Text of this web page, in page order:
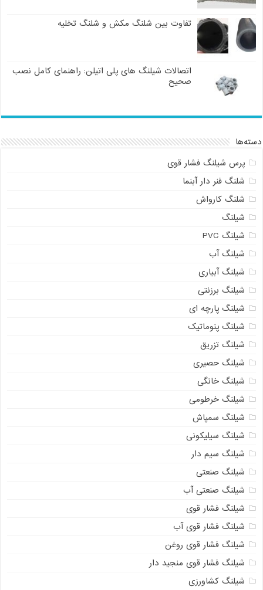
تفاوت بین شلنگ مکش و شلنگ تخلیه
اتصالات شیلنگ های پلی اتیلن: راهنمای کامل نصب
صحیح
دسته‌ها
پرس شیلنگ فشار قوی
شلنگ فنر دار آبنما
شلنگ کارواش
شیلنگ
شیلنگ PVC
شیلنگ آب
شیلنگ آبیاری
شیلنگ برزنتی
شیلنگ پارچه ای
شیلنگ پنوماتیک
شیلنگ تزریق
شیلنگ حصیری
شیلنگ خانگی
شیلنگ خرطومی
شیلنگ سمپاش
شیلنگ سیلیکونی
شیلنگ سیم دار
شیلنگ صنعتی
شیلنگ صنعتی آب
شیلنگ فشار قوی
شیلنگ فشار قوی آب
شیلنگ فشار قوی روغن
شیلنگ فشار قوی منجید دار
شیلنگ کشاورزی